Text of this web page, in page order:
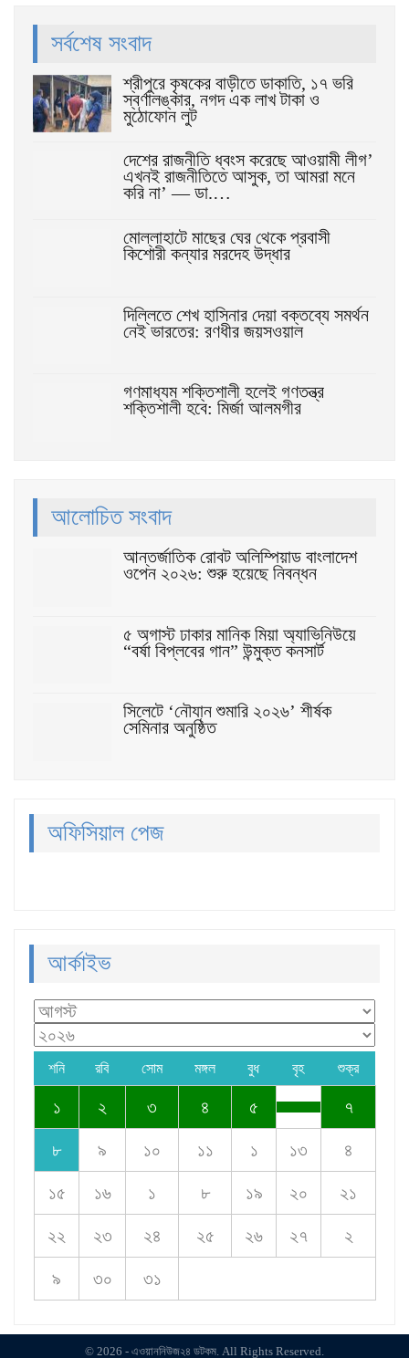
সর্বশেষ সংবাদ
শ্রীপুরে কৃষকের বাড়ীতে ডাকাতি, ১৭ ভরি
স্বর্ণালঙ্কার, নগদ এক লাখ টাকা ও
মুঠোফোন লুট
দেশের রাজনীতি ধ্বংস করেছে আওয়ামী লীগ’
এখনই রাজনীতিতে আসুক, তা আমরা মনে
করি না’ — ডা.…
মোল্লাহাটে মাছের ঘের থেকে প্রবাসী
কিশোরী কন্যার মরদেহ উদ্ধার
দিল্লিতে শেখ হাসিনার দেয়া বক্তব্যে সমর্থন
নেই ভারতের: রণধীর জয়সওয়াল
গণমাধ্যম শক্তিশালী হলেই গণতন্ত্র
শক্তিশালী হবে: মির্জা আলমগীর
আলোচিত সংবাদ
আন্তর্জাতিক রোবট অলিম্পিয়াড বাংলাদেশ
ওপেন ২০২৬: শুরু হয়েছে নিবন্ধন
৫ অগাস্ট ঢাকার মানিক মিয়া অ্যাভিনিউয়ে
“বর্ষা বিপ্লবের গান” উন্মুক্ত কনসার্ট
সিলেটে ‘নৌযান শুমারি ২০২৬’ শীর্ষক
সেমিনার অনুষ্ঠিত
অফিসিয়াল পেজ
আর্কাইভ
শনি রবি সোম মঙ্গল বুধ বৃহ শুক্র
১ ২ ৩ ৪ ৫ ৭
৮ ৯ ১০ ১১ ১ ১৩ ৪
১৫ ১৬ ১ ৮ ১৯ ২০ ২১
২২ ২৩ ২৪ ২৫ ২৬ ২৭ ২
৯ ৩০ ৩১
© 2026 - এওয়াননিউজ২৪ ডটকম. All Rights Reserved.